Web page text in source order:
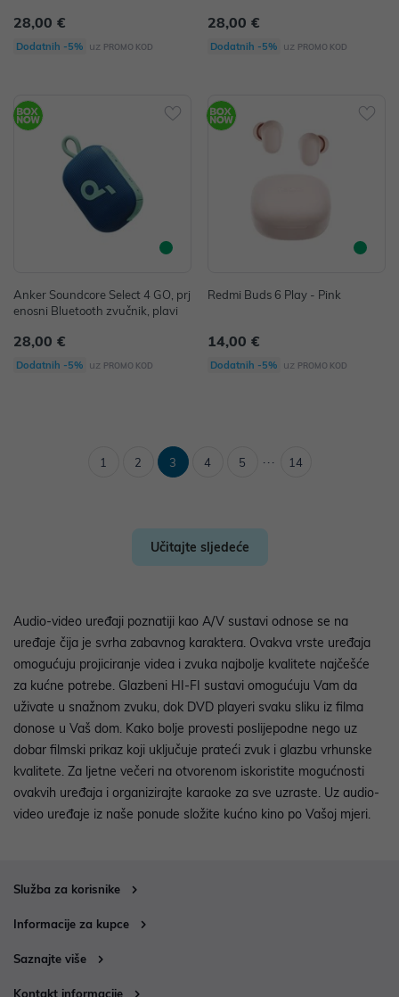
28,00 €
Dodatnih -5% uz PROMO KOD
28,00 €
Dodatnih -5% uz PROMO KOD
Anker Soundcore Select 4 GO, prj
enosni Bluetooth zvučnik, plavi
28,00 €
Dodatnih -5% uz PROMO KOD
Redmi Buds 6 Play - Pink
14,00 €
Dodatnih -5% uz PROMO KOD
1 2 3 4 5 ... 14
Učitajte sljedeće
Audio-video uređaji poznatiji kao A/V sustavi odnose se na
uređaje čija je svrha zabavnog karaktera. Ovakva vrste uređaja
omogućuju projiciranje videa i zvuka najbolje kvalitete najčešće
za kućne potrebe. Glazbeni HI-FI sustavi omogućuju Vam da
uživate u snažnom zvuku, dok DVD playeri svaku sliku iz filma
donose u Vaš dom. Kako bolje provesti poslijepodne nego uz
dobar filmski prikaz koji uključuje prateći zvuk i glazbu vrhunske
kvalitete. Za ljetne večeri na otvorenom iskoristite mogućnosti
ovakvih uređaja i organizirajte karaoke za sve uzraste. Uz audio-
video uređaje iz naše ponude složite kućno kino po Vašoj mjeri.
Služba za korisnike
Informacije za kupce
Saznajte više
Kontakt informacije